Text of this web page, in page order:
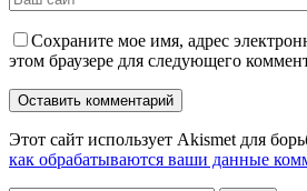
Сохраните мое имя, адрес
этом браузере для следующего
Этот сайт использует Akismet для
как обрабатываются ваши данные